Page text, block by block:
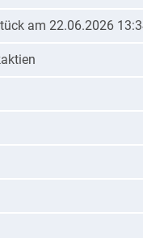
am 22.06.2026